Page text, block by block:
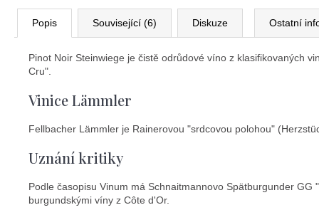
Popis Související (6) Diskuze Ostatní
Pinot Noir Steinwiege je čistě odrůdové víno z klasifikovaných
Cru".
Vinice Lämmler
Fellbacher Lämmler je Rainerovou "srdcovou polohou"
Uznání kritiky
Podle časopisu Vinum má Schnaitmannovo Spätburgunder
burgundskými víny z Côte d'Or.